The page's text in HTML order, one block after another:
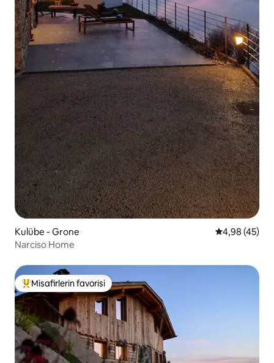
Kulübe - Grone 5 üzerinden
4,98 (45)
Narciso Home
Misafirlerin favorilerinden en beğenilenler arasında
Misafirlerin favorisi